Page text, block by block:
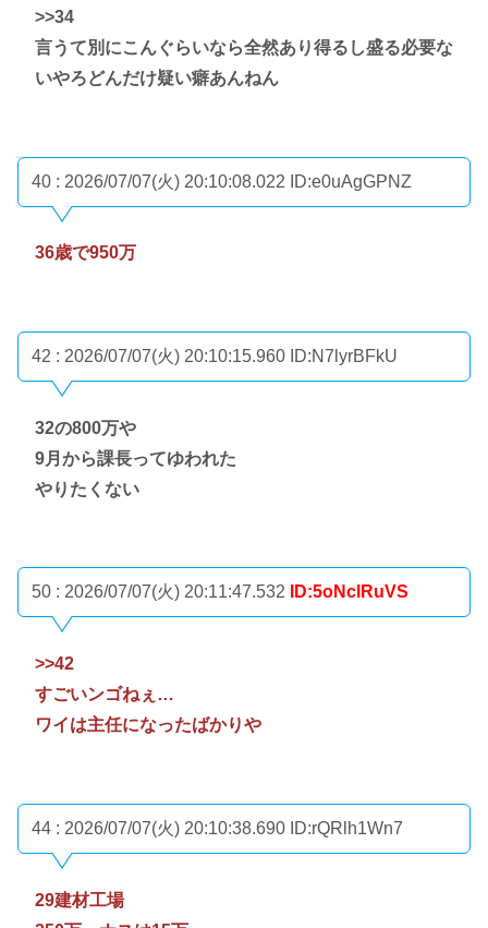
>>34
言うて別にこんぐらいなら全然あり得るし盛る必要な
いやろどんだけ疑い癖あんねん
40 : 2026/07/07(火) 20:10:08.022 ID:e0uAgGPNZ
36歳で950万
42 : 2026/07/07(火) 20:10:15.960 ID:N7lyrBFkU
32の800万や
9月から課長ってゆわれた
やりたくない
50 : 2026/07/07(火) 20:11:47.532 ID:5oNclRuVS
>>42
すごいンゴねぇ…
ワイは主任になったばかりや
44 : 2026/07/07(火) 20:10:38.690 ID:rQRlh1Wn7
29建材工場